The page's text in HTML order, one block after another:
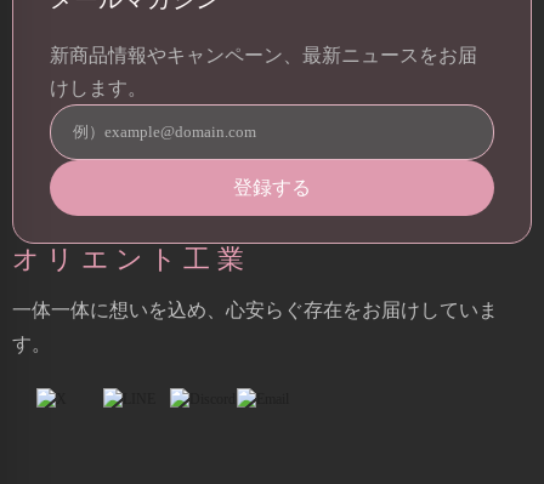
新商品情報やキャンペーン、最新ニュースをお届
けします。
オリエント工業
一体一体に想いを込め、心安らぐ存在をお届けしていま
す。